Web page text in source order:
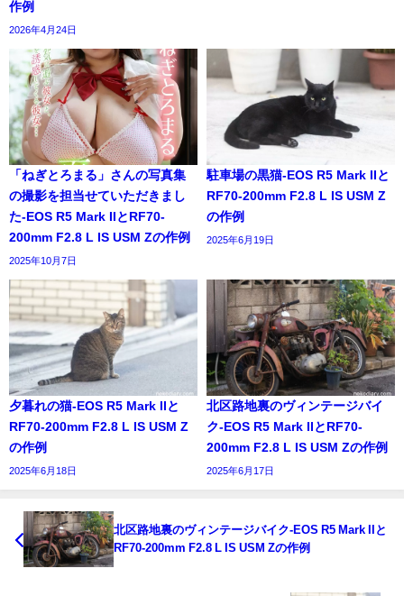
作例
2026年4月24日
「ねぎとろまる」さんの写真集
の撮影を担当せていただきまし
た-EOS R5 Mark IIとRF70-
200mm F2.8 L IS USM Zの作例
2025年10月7日
駐車場の黒猫-EOS R5 Mark IIと
RF70-200mm F2.8 L IS USM Z
の作例
2025年6月19日
夕暮れの猫-EOS R5 Mark IIと
RF70-200mm F2.8 L IS USM Z
の作例
2025年6月18日
北区路地裏のヴィンテージバイ
ク-EOS R5 Mark IIとRF70-
200mm F2.8 L IS USM Zの作例
2025年6月17日
北区路地裏のヴィンテージバイク-EOS R5 Mark IIと
RF70-200mm F2.8 L IS USM Zの作例